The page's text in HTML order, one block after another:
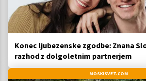
Konec ljubezenske zgodbe: Znana
razhod z dolgoletnim partnerjem
MOSKISVET.COM